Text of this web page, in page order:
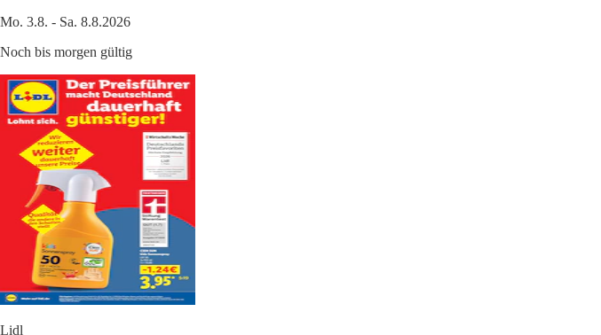
Mo. 3.8. - Sa. 8.8.2026
Noch bis morgen gültig
Lidl